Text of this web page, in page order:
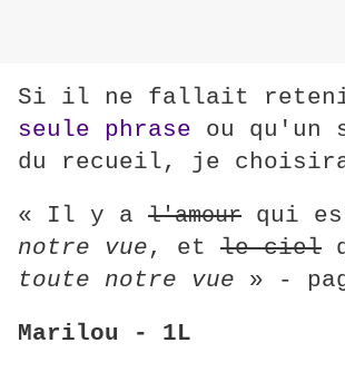
Si il ne fallait
seule phrase ou qu'un
du recueil, je
« Il y a l'amour qui
notre vue, et le ciel
toute notre vue » -
Marilou - 1L